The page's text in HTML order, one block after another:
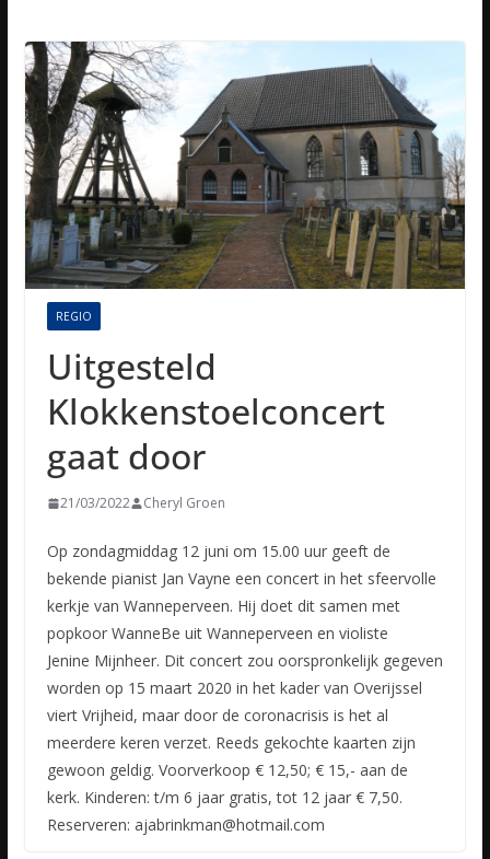
REGIO
Uitgesteld
Klokkenstoelconcert
gaat door
21/03/2022 Cheryl Groen
Op zondagmiddag 12 juni om 15.00 uur geeft de
bekende pianist Jan Vayne een concert in het sfeervolle
kerkje van Wanneperveen. Hij doet dit samen met
popkoor WanneBe uit Wanneperveen en violiste
Jenine Mijnheer. Dit concert zou oorspronkelijk gegeven
worden op 15 maart 2020 in het kader van Overijssel
viert Vrijheid, maar door de coronacrisis is het al
meerdere keren verzet. Reeds gekochte kaarten zijn
gewoon geldig. Voorverkoop € 12,50; € 15,- aan de
kerk. Kinderen: t/m 6 jaar gratis, tot 12 jaar € 7,50.
Reserveren: ajabrinkman@hotmail.com